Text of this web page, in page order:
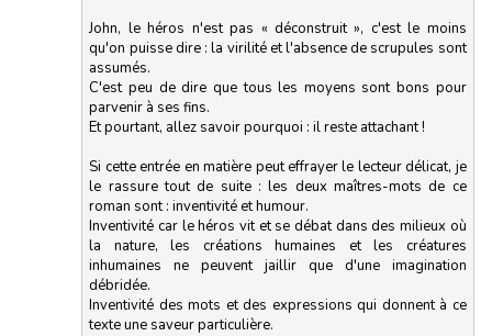
John, le héros n'est pas « déconstruit », c'est le moins
qu'on puisse dire : la virilité et l'absence de scrupules sont
assumés.
C'est peu de dire que tous les moyens sont bons pour
parvenir à ses fins.
Et pourtant, allez savoir pourquoi : il reste attachant !
Si cette entrée en matière peut effrayer le lecteur délicat, je
le rassure tout de suite : les deux maîtres-mots de ce
roman sont : inventivité et humour.
Inventivité car le héros vit et se débat dans des milieux où
la nature, les créations humaines et les créatures
inhumaines ne peuvent jaillir que d'une imagination
débridée.
Inventivité des mots et des expressions qui donnent à ce
texte une saveur particulière.